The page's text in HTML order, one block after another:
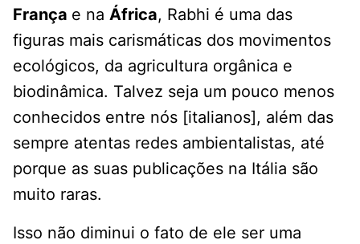
França e na África, Rabhi é uma das
figuras mais carismáticas dos movimentos
ecológicos, da agricultura orgânica e
biodinâmica. Talvez seja um pouco menos
conhecidos entre nós [italianos], além das
sempre atentas redes ambientalistas, até
porque as suas publicações na Itália são
muito raras.
Isso não diminui o fato de ele ser uma